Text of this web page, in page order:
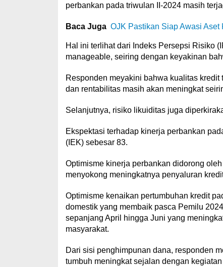
perbankan pada triwulan II-2024 masih
Baca Juga OJK Pastikan Siap Awasi Aset
Hal ini terlihat dari Indeks Persepsi Risiko
manageable, seiring dengan keyakinan
Responden meyakini bahwa kualitas
dan rentabilitas masih akan meningkat
Selanjutnya, risiko likuiditas juga
Ekspektasi terhadap kinerja perbankan
(IEK) sebesar 83.
Optimisme kinerja perbankan didorong
menyokong meningkatnya penyaluran
Optimisme kenaikan pertumbuhan kredit
domestik yang membaik pasca Pemilu
sepanjang April hingga Juni yang
masyarakat.
Dari sisi penghimpunan dana, responden
tumbuh meningkat sejalan dengan